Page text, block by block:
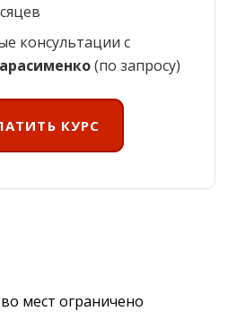
консультации с
(по запросу)
КУРС
мест ограничено